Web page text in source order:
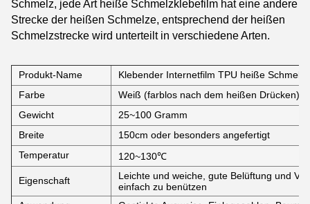
Schmelz, jede Art heiße Schmelzklebefilm hat eine andere
Strecke der heißen Schmelze, entsprechend der heißen
Schmelzstrecke wird unterteilt in verschiedene Arten.
Produkt-Name
Klebender Internetfilm TPU heiße Schmelz
Farbe
Weiß (farblos nach dem heißen Drücken)
Gewicht
25~100 Gramm
Breite
150cm oder besonders angefertigt
Temperatur
120~130℃
Eigenschaft
Leichte und weiche, gute Belüftung und
einfach zu benützen